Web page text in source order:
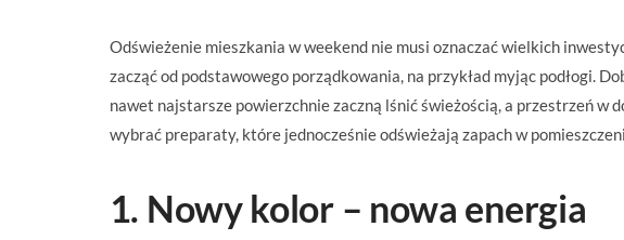
Odświeżenie mieszkania w weekend nie musi oznaczać wielkich
zacząć od podstawowego porządkowania, na przykład myjąc podłogi.
nawet najstarsze powierzchnie zaczną lśnić świeżością, a przestrzeń w
wybrać preparaty, które jednocześnie odświeżają zapach w
1. Nowy kolor – nowa energia